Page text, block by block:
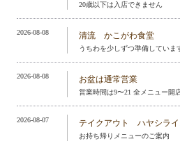
20歳以下は入店できません
2026-08-08 清流 かこがわ食堂
うちわを少しずつ準備していま
2026-08-08 お盆は通常営業
営業時間は9〜21 全メニュー開
2026-08-07 テイクアウト ハヤシラ
お持ち帰りメニューのご案内